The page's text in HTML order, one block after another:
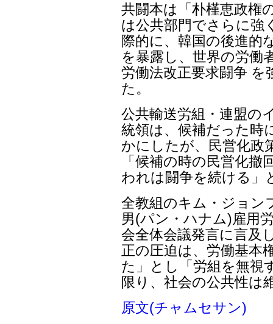
共闘本は「朴槿恵政権
は公共部門でさらに強
際的に、韓国の後進的
を暴露し、世界の労働
労働法改正要求闘争
た。
公共輸送労組・連盟の
統領は、候補だった時
かにしたが、民営化政
「候補の時の民営化
われは闘争を続ける」
全教組のキム・ジョン
男(パン・ハナム)雇用
会全体会議発言に言及
正の圧迫は、労働基本
た」とし「労組を無視
限り、社会の公共性は
原文(チャムセサン)